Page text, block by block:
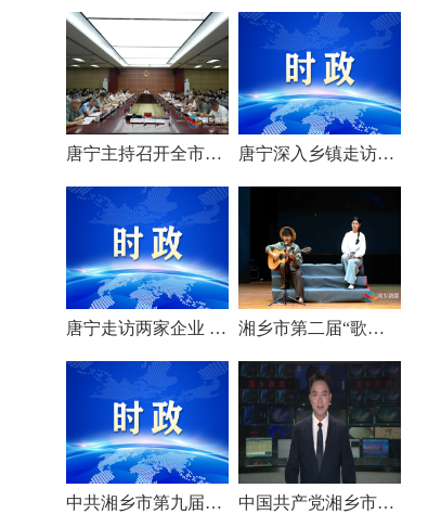
唐宁主持召开全市安全生产工作会议 唐宁深入乡镇走访调研
唐宁走访两家企业 问需问计促发展 湘乡市第二届“歌声飞扬·乐享湘乡”歌唱比赛圆满收官
中共湘乡市第九届纪律检查委员会举行第一次全体会议 中国共产党湘乡市第九次代表大会胜利闭幕